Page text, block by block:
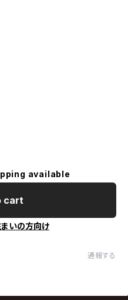
available
cart
いの方向け
通報する